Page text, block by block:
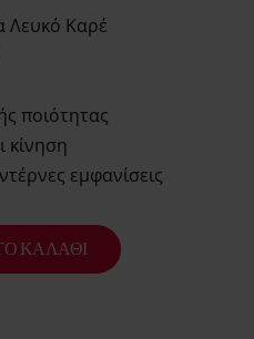
Λευκό Καρέ
ποιότητας
κίνηση
εμφανίσεις
ΚΑΛΆΘΙ